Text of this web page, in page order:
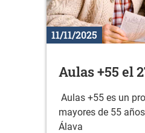
11/11/2025
Aulas +55 el
Aulas +55 es un
mayores de 55
Álava